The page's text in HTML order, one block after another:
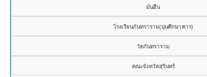
มั่นยืน
โรงเรียนกันทราราม(นุ่นศึกษาคาร)
วัดกันทราราม
คณะจังหวัดสุรินทร์